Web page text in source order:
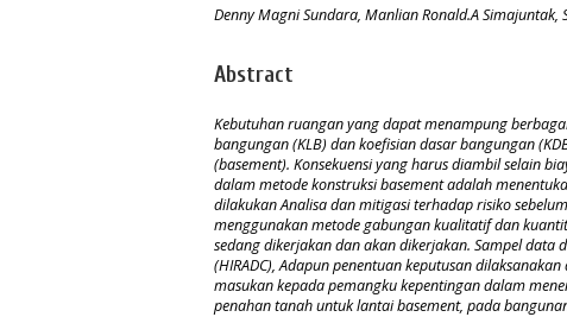
Denny Magni Sundara, Manlian Ronald.A
Abstract
Kebutuhan ruangan yang dapat menampung
bangungan (KLB) dan koefisian dasar bangungan
(basement). Konsekuensi yang harus diambil selain
dalam metode konstruksi basement adalah
dilakukan Analisa dan mitigasi terhadap risiko
menggunakan metode gabungan kualitatif dan
sedang dikerjakan dan akan dikerjakan. Sampel data
(HIRADC), Adapun penentuan keputusan
masukan kepada pemangku kepentingan dalam
penahan tanah untuk lantai basement, pada